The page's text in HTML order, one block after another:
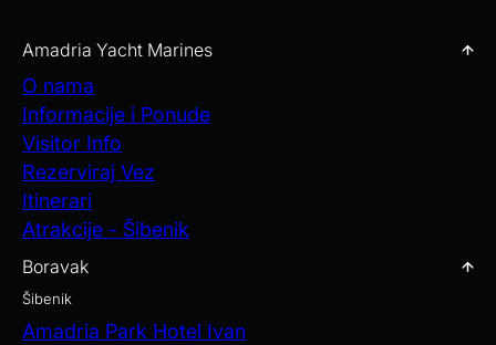
Amadria Yacht Marines
O nama
Informacije i Ponude
Visitor Info
Rezerviraj Vez
Itinerari
Atrakcije - Šibenik
Boravak
Šibenik
Amadria Park Hotel Ivan